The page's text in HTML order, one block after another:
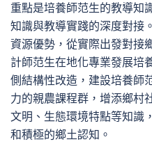
重點是培養師范生的教導知
知識與教導實踐的深度對接
資源優勢，從實際出發對接
計師范生在地化專業發展培
側結構性改造，建設培養師
力的親農課程群，增添鄉村
文明、生態環境特點等知識
和積極的鄉土認知。